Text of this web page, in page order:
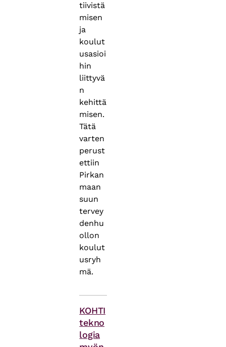
tiivistä
misen
ja
koulut
usasioi
hin
liittyvä
n
kehittä
misen.
Tätä
varten
perust
ettiin
Pirkan
maan
suun
tervey
denhu
ollon
koulut
usryh
mä.
KOHTI
tekno
logia